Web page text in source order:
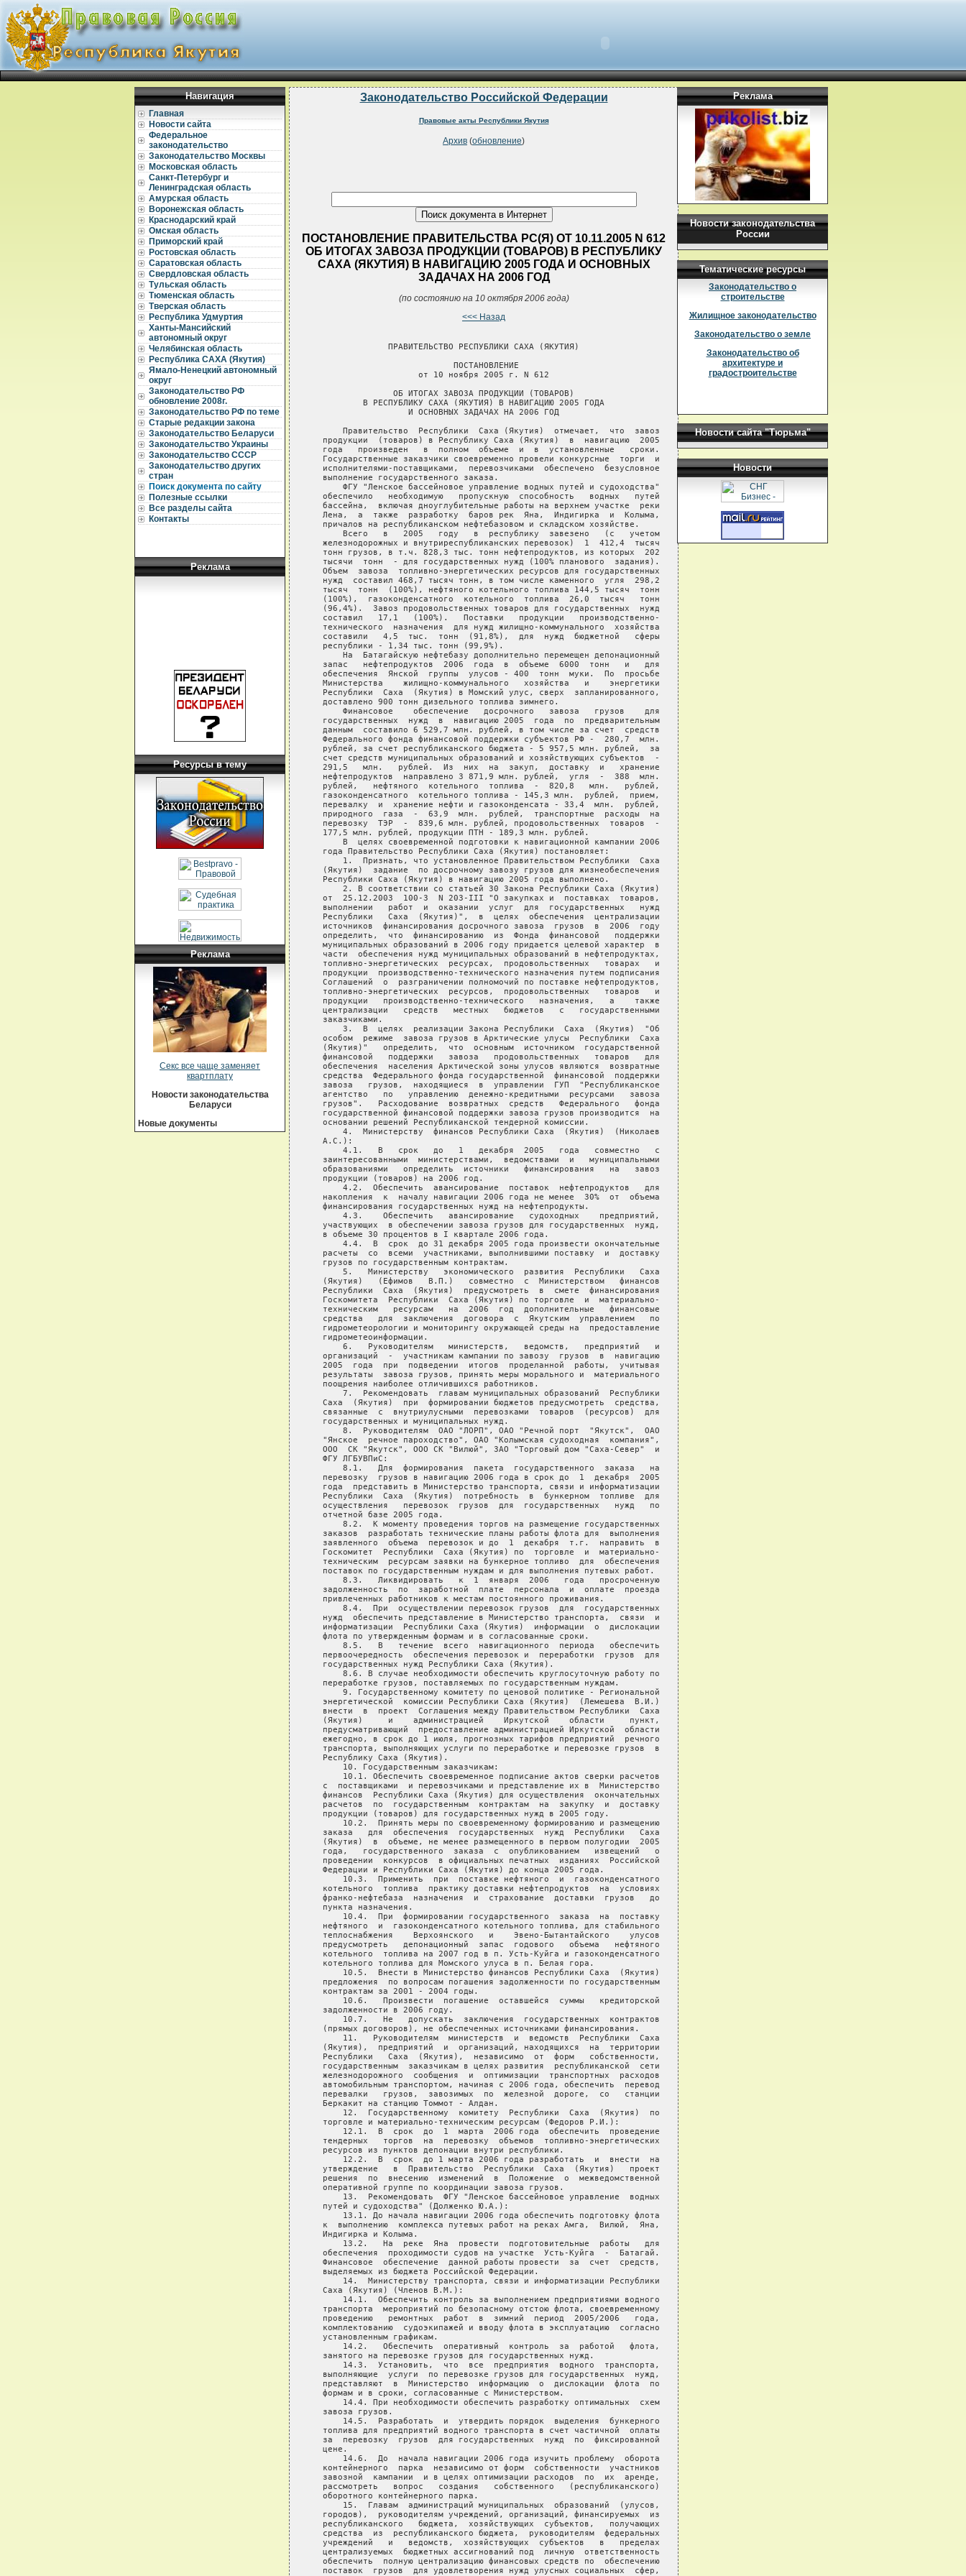
Навигация
Главная
Новости сайта
Федеральное
законодательство
Законодательство Москвы
Московская область
Санкт-Петербург и
Ленинградская область
Амурская область
Воронежская область
Краснодарский край
Омская область
Приморский край
Ростовская область
Саратовская область
Свердловская область
Тульская область
Тюменская область
Тверская область
Республика Удмуртия
Ханты-Мансийский
автономный округ
Челябинская область
Республика САХА (Якутия)
Ямало-Ненецкий автономный
округ
Законодательство РФ
обновление 2008г.
Законодательство РФ по теме
Старые редакции закона
Законодательство Беларуси
Законодательство Украины
Законодательство СССР
Законодательство других
стран
Поиск документа по сайту
Полезные ссылки
Все разделы сайта
Контакты
Реклама
Ресурсы в тему
Реклама
Секс все чаще заменяет
квартплату
Новости законодательства
Беларуси
Новые документы
Законодательство Российской Федерации
Правовые акты Республики Якутия
Архив (обновление)
ПОСТАНОВЛЕНИЕ ПРАВИТЕЛЬСТВА РС(Я) ОТ 10.11.2005 N 612
ОБ ИТОГАХ ЗАВОЗА ПРОДУКЦИИ (ТОВАРОВ) В РЕСПУБЛИКУ
САХА (ЯКУТИЯ) В НАВИГАЦИЮ 2005 ГОДА И ОСНОВНЫХ
ЗАДАЧАХ НА 2006 ГОД
(по состоянию на 10 октября 2006 года)
<<< Назад
Реклама
Новости законодательства
России
Тематические ресурсы
Законодательство о
строительстве
Жилищное законодательство
Законодательство о земле
Законодательство об
архитектуре и
градостроительстве
Новости сайта "Тюрьма"
Новости